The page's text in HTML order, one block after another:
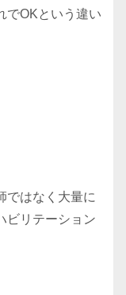
でOKという違い
ではなく大量に
ビリテーション